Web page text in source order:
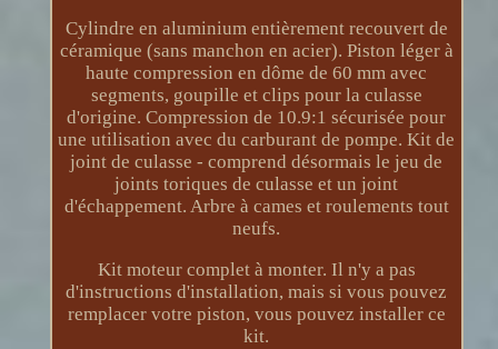
Cylindre en aluminium entièrement recouvert de
céramique (sans manchon en acier). Piston léger à
haute compression en dôme de 60 mm avec
segments, goupille et clips pour la culasse
d'origine. Compression de 10.9:1 sécurisée pour
une utilisation avec du carburant de pompe. Kit de
joint de culasse - comprend désormais le jeu de
joints toriques de culasse et un joint
d'échappement. Arbre à cames et roulements tout
neufs.
Kit moteur complet à monter. Il n'y a pas
d'instructions d'installation, mais si vous pouvez
remplacer votre piston, vous pouvez installer ce
kit.